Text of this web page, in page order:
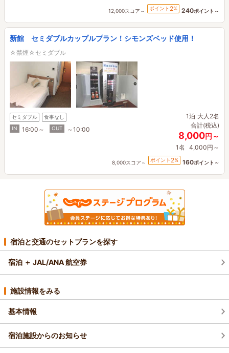
12,000スコア～ ポイント 2% 240ポイント～
新館 セミダブルカップルプラン！シモンズベッド使用！
☆禁煙☆セミダブル
セミダブル
食事なし
IN
16:00～ OUT ～10:00
1泊 大人2名
合計(税込)
8,000円～
1名 4,000円～
8,000スコア～ ポイント 2% 160ポイント～
宿泊と交通のセットプランを探す
宿泊 ＋ JAL/ANA 航空券
施設情報をみる
基本情報
宿泊施設からのお知らせ